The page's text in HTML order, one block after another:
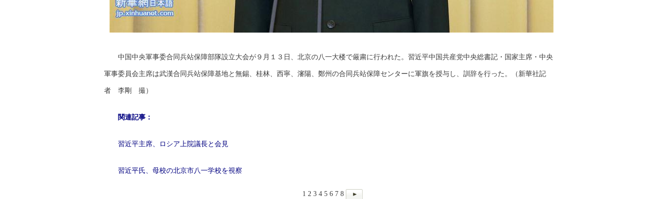
中国中央軍事委合同兵站保障部隊設立大会が９月１３日、北京の八一大楼で厳粛に行われた。習近平中国共産党中央総書記・国家主席・中央
軍事委員会主席は武漢合同兵站保障基地と無錫、桂林、西寧、瀋陽、鄭州の合同兵站保障センターに軍旗を授与し、訓辞を行った。（新華社記
者 李剛 撮）
関連記事：
習近平主席、ロシア上院議長と会見
習近平氏、母校の北京市八一学校を視察
1 2 3 4 5 6 7 8